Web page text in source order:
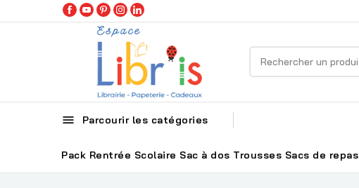
 Parcourir les catégories
Pack Rentrée Scolaire Sac à dos Trousses Sacs de repas